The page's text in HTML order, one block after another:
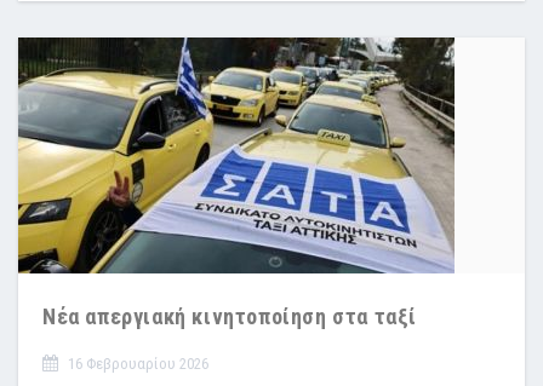
Νέα απεργιακή κινητοποίηση στα ταξί
16 Φεβρουαρίου 2026